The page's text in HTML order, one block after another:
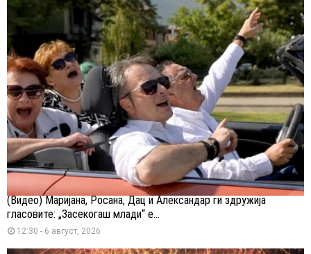
(Видео) Маријана, Росана, Дац и Александар ги здружија
гласовите: „Засекогаш млади“ е...
12:30 - 6 август, 2026